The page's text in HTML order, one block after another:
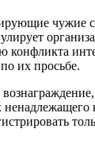
чужие
конфликта
их просьбе.